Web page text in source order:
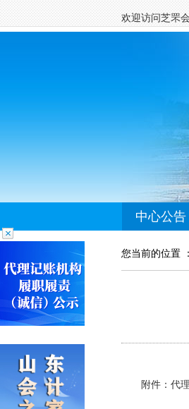
欢迎访问芝罘
中心公告
您当前的位置
附件：代